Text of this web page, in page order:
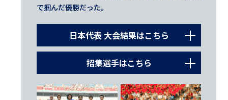
で掴んだ優勝だった。
日本代表 大会結果はこちら
（34’ 中村俊輔）
招集選手はこちら
GK